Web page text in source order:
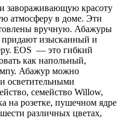
завораживающую красоту
атмосферу в доме. Эти
вручную. Абажуры
придают изысканный и
EOS — это гибкий
как напольный,
Абажур можно
осветительными
семейство Willow,
на розетке, пушечном ядре
различных цветах,